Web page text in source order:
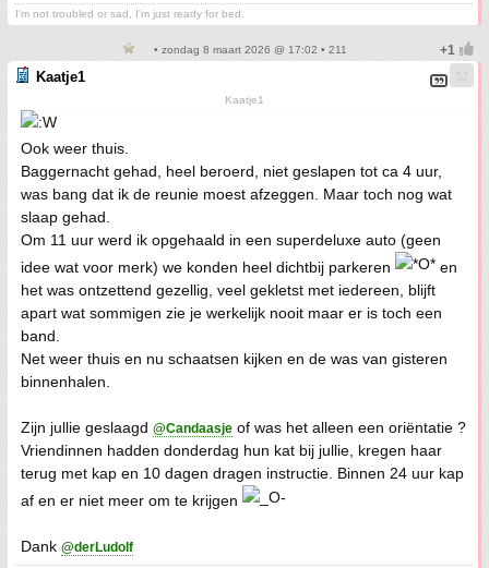
I'm not troubled or sad, I'm just ready for bed.
• zondag 8 maart 2026 @ 17:02 • 211
Kaatje1
Kaatje1
Ook weer thuis.
Baggernacht gehad, heel beroerd, niet geslapen tot ca 4 uur,
was bang dat ik de reunie moest afzeggen. Maar toch nog wat
slaap gehad.
Om 11 uur werd ik opgehaald in een superdeluxe auto (geen
idee wat voor merk) we konden heel dichtbij parkeren
en
het was ontzettend gezellig, veel gekletst met iedereen, blijft
apart wat sommigen zie je werkelijk nooit maar er is toch een
band.
Net weer thuis en nu schaatsen kijken en de was van gisteren
binnenhalen.
Zijn jullie geslaagd @Candaasje of was het alleen een oriëntatie ?
Vriendinnen hadden donderdag hun kat bij jullie, kregen haar
terug met kap en 10 dagen dragen instructie. Binnen 24 uur kap
af en er niet meer om te krijgen
Dank @derLudolf